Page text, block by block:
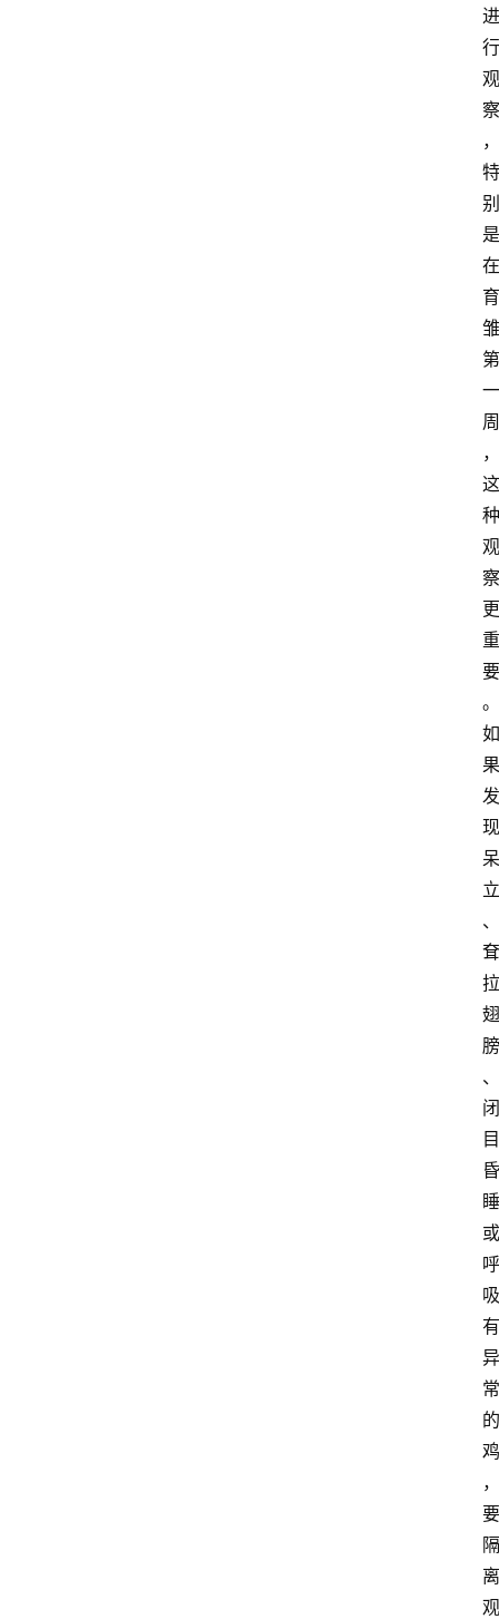
进
行
观
察
，
特
别
是
在
育
雏
第
一
周
，
这
种
观
察
更
重
要
。
如
果
发
现
呆
立
、
耷
拉
翅
膀
、
闭
目
昏
睡
或
呼
吸
有
异
常
的
鸡
，
要
隔
离
观